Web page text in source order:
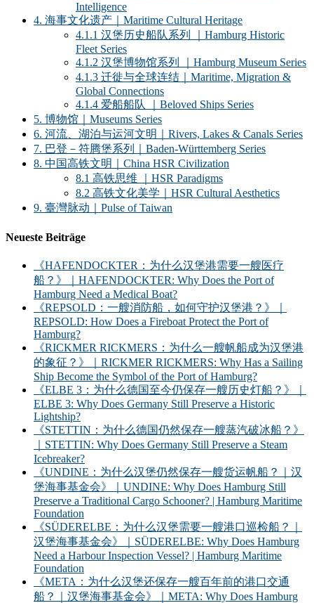
Intelligence
4. 海事文化遗产｜Maritime Cultural Heritage
4.1.1 汉堡历史船队系列 ｜Hamburg Historic
Fleet Series
4.1.2 汉堡博物馆系列 ｜Hamburg Museum Series
4.1.3 迁徙与全球连结｜Maritime, Migration &
Global Connections
4.1.4 爱船船队 ｜Beloved Ships Series
5. 博物馆｜Museums Series
6. 河流、湖泊与运河文明｜Rivers, Lakes & Canals Series
7. 巴登－符腾堡系列｜Baden-Württemberg Series
8. 中国高铁文明｜China HSR Civilization
8.1 高铁思维 ｜HSR Paradigms
8.2 高铁文化美学｜HSR Cultural Aesthetics
9. 臺灣脉动｜Pulse of Taiwan
Neueste Beiträge
《HAFENDOCKTER：为什么汉堡港需要一艘医疗
船？》｜HAFENDOCKTER: Why Does the Port of
Hamburg Need a Medical Boat?
《REPSOLD：一艘消防船，如何守护汉堡港？》｜
REPSOLD: How Does a Fireboat Protect the Port of
Hamburg?
《RICKMER RICKMERS：为什么一艘帆船成为汉堡港
的象征？》｜RICKMER RICKMERS: Why Has a Sailing
Ship Become the Symbol of the Port of Hamburg?
《ELBE 3：为什么德国至今仍保存一艘历史灯船？》｜
ELBE 3: Why Does Germany Still Preserve a Historic
Lightship?
《STETTIN：为什么德国仍然保存一艘蒸汽破冰船？》
｜STETTIN: Why Does Germany Still Preserve a Steam
Icebreaker?
《UNDINE：为什么汉堡仍然保存一艘货运帆船？｜汉
堡海事基金会》｜UNDINE: Why Does Hamburg Still
Preserve a Traditional Cargo Schooner? | Hamburg Maritime
Foundation
《SÜDERELBE：为什么汉堡需要一艘港口巡检船？｜
汉堡海事基金会》｜SÜDERELBE: Why Does Hamburg
Need a Harbour Inspection Vessel? | Hamburg Maritime
Foundation
《META：为什么汉堡还保存一艘百年前的港口交通
船？｜汉堡海事基金会》｜META: Why Does Hamburg